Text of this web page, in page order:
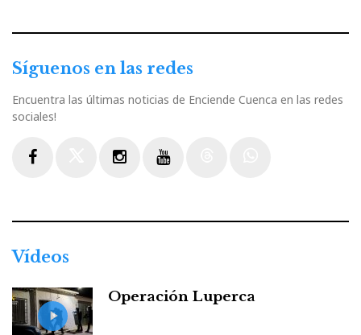
Síguenos en las redes
Encuentra las últimas noticias de Enciende Cuenca en las redes
sociales!
Vídeos
Operación Luperca